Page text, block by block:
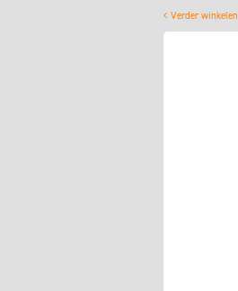
Verder winkelen